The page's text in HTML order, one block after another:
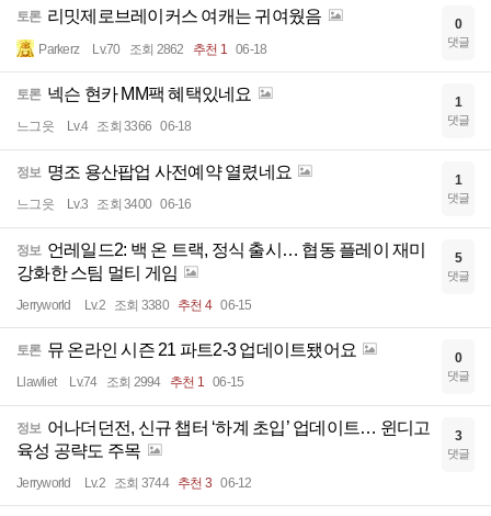
토론 리밋제로브레이커스 여캐는 귀여웠음
Parkerz Lv.70 조회 2862 추천 1 06-18
0
댓글
토론 넥슨 현카 MM팩 혜택있네요
느그읏 Lv.4 조회 3366 06-18
1
댓글
정보 명조 용산팝업 사전예약 열렸네요
느그읏 Lv.3 조회 3400 06-16
1
댓글
정보 언레일드2: 백 온 트랙, 정식 출시… 협동 플레이 재미
강화한 스팀 멀티 게임
Jerryworld Lv.2 조회 3380 추천 4 06-15
5
댓글
토론 뮤 온라인 시즌 21 파트2-3 업데이트됐어요
Llawliet Lv.74 조회 2994 추천 1 06-15
0
댓글
정보 어나더던전, 신규 챕터 ‘하계 초입’ 업데이트… 윈디고
육성 공략도 주목
Jerryworld Lv.2 조회 3744 추천 3 06-12
3
댓글